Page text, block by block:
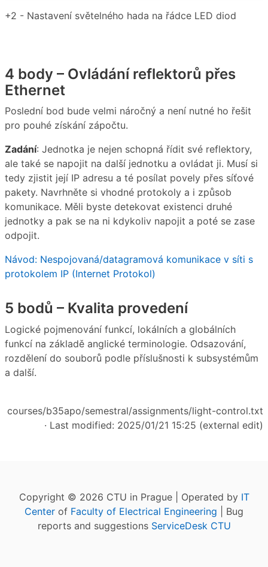
+2 - Nastavení světelného hada na řádce LED diod
4 body – Ovládání reflektorů přes
Ethernet
Poslední bod bude velmi náročný a není nutné ho řešit
pro pouhé získání zápočtu.
Zadání: Jednotka je nejen schopná řídit své reflektory,
ale také se napojit na další jednotku a ovládat ji. Musí si
tedy zjistit její IP adresu a té posílat povely přes síťové
pakety. Navrhněte si vhodné protokoly a i způsob
komunikace. Měli byste detekovat existenci druhé
jednotky a pak se na ni kdykoliv napojit a poté se zase
odpojit.
Návod: Nespojovaná/datagramová komunikace v síti s
protokolem IP (Internet Protokol)
5 bodů – Kvalita provedení
Logické pojmenování funkcí, lokálních a globálních
funkcí na základě anglické terminologie. Odsazování,
rozdělení do souborů podle příslušnosti k subsystémům
a další.
courses/b35apo/semestral/assignments/light-control.txt
· Last modified: 2025/01/21 15:25 (external edit)
Copyright © 2026 CTU in Prague | Operated by IT
Center of Faculty of Electrical Engineering | Bug
reports and suggestions ServiceDesk CTU